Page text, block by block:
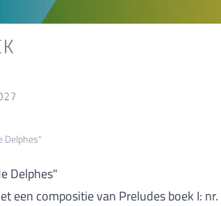
Delphes"
Delphes"
een compositie van Preludes boek I: nr.